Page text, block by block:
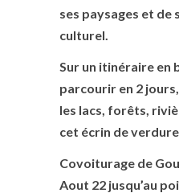
ses paysages et de
culturel.
Sur un itinéraire en
parcourir en 2
les lacs, forêts,
cet écrin de
Covoiturage de
Aout 22 jusqu’au